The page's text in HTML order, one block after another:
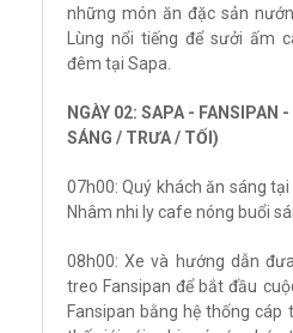
những món ăn đặc sản
Lùng nổi tiếng để sưởi ấm
đêm tại Sapa.
NGÀY 02: SAPA - FANSIPAN
SÁNG / TRƯA / TỐI)
07h00: Quý khách ăn sáng
Nhâm nhi ly cafe nóng buổi
08h00: Xe và hướng dẫn
treo Fansipan để bắt đầu
Fansipan bằng hệ thống cáp